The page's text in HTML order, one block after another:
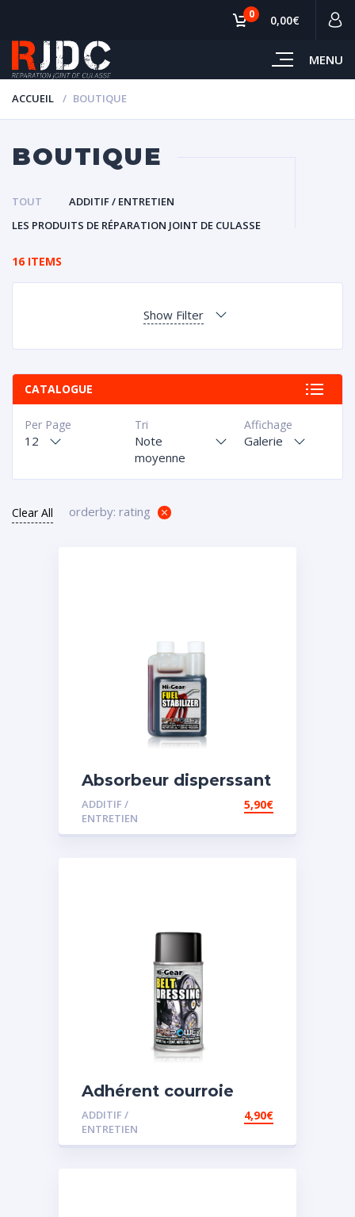
MENU
0 0,00€
ACCUEIL BOUTIQUE
BOUTIQUE
TOUT
ADDITIF / ENTRETIEN
LES PRODUITS DE RÉPARATION JOINT DE CULASSE
16 ITEMS
Show Filter
CATALOGUE
Affichage
Galerie
Tri
Note
moyenne
Per Page
12
Clear All orderby: rating
Absorbeur disperssant
d’eau pour carburant
ADDITIF /
ENTRETIEN
5,90€
Adhérent courroie
ADDITIF /
ENTRETIEN
4,90€